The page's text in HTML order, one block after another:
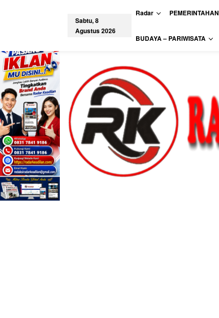
i
k
k
n
t
e
n
Sabtu, 8
Agustus 2026
Radar PEMERINTAHAN
BUDAYA – PARIWISATA